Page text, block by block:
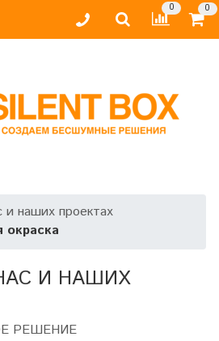
0 0
и наших проектах
окраска
И НАШИХ
РЕШЕНИЕ